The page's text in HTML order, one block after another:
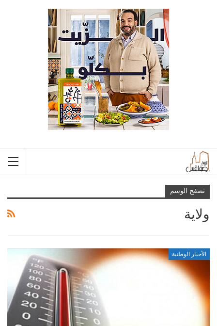
تصفح الوسم
ولاية
الأخبار الوطنية